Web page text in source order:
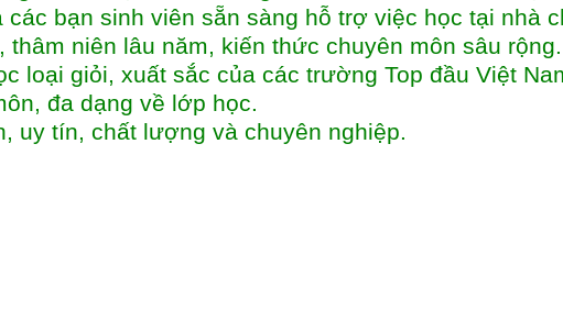
các bạn sinh viên sẵn sàng hỗ trợ việc học tại nhà
thâm niên lâu năm, kiến thức chuyên môn sâu rộng.
loại giỏi, xuất sắc của các trường Top đầu Việt
đa dạng về lớp học.
uy tín, chất lượng và chuyên nghiệp.